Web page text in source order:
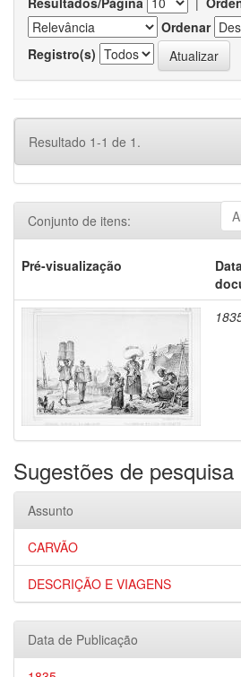
Ordenar
Registro(s)
Resultado 1-1 de 1.
Conjunto de itens:
Pré-visualização
Sugestões de pesquisa
Assunto
CARVÃO
DESCRIÇÃO E VIAGENS
Data de Publicação